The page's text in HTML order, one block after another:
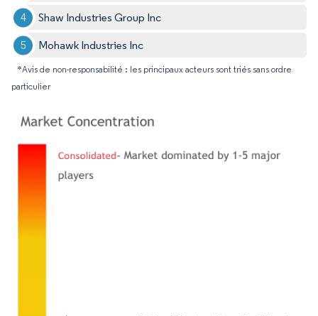
Shaw Industries Group Inc
Mohawk Industries Inc
*Avis de non-responsabilité : les principaux acteurs sont triés sans ordre
particulier